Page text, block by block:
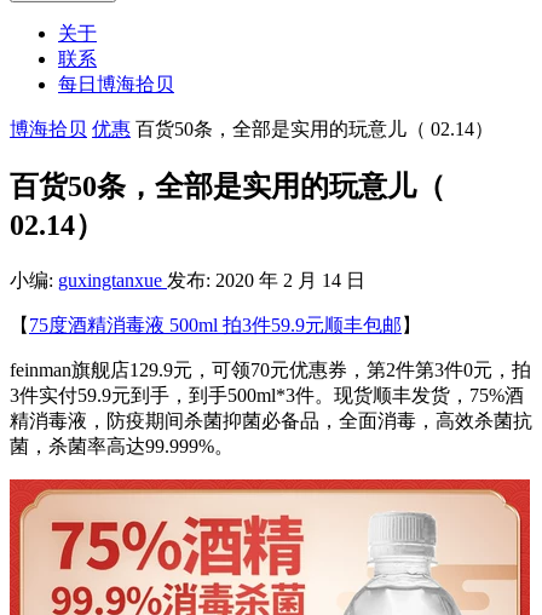
关于
联系
每日博海拾贝
博海拾贝 优惠 百货50条，全部是实用的玩意儿（ 02.14）
百货50条，全部是实用的玩意儿（
02.14）
小编: guxingtanxue 发布: 2020 年 2 月 14 日
【 75度酒精消毒液 500ml 拍3件59.9元顺丰包邮 】
feinman旗舰店129.9元，可领70元优惠券，第2件第3件0元，拍
3件实付59.9元到手，到手500ml*3件。现货顺丰发货，75%酒
精消毒液，防疫期间杀菌抑菌必备品，全面消毒，高效杀菌抗
菌，杀菌率高达99.999%。